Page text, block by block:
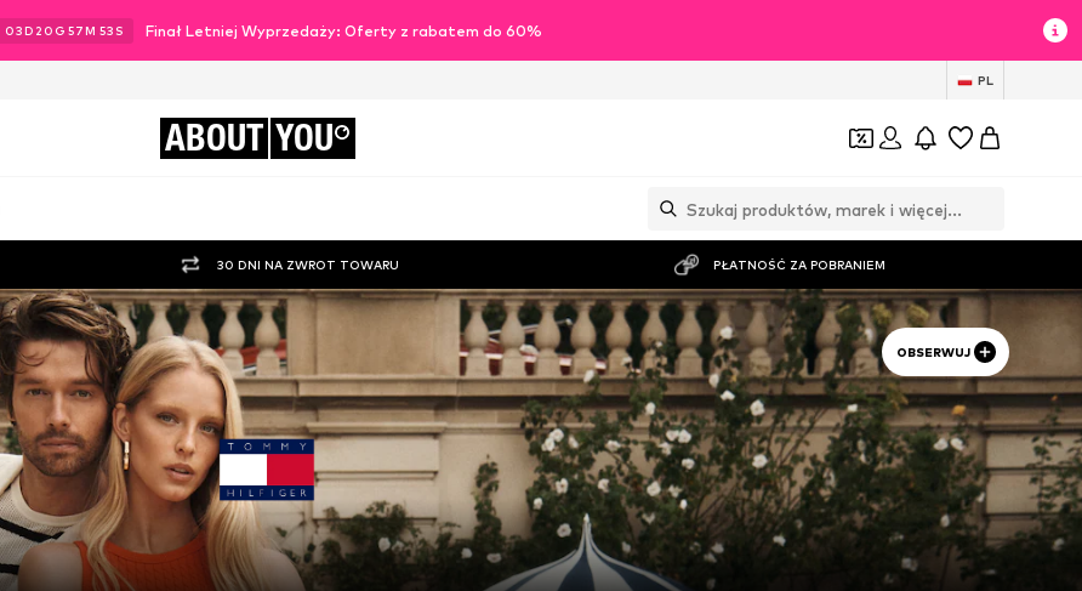
03D 20 G 57M 51 S Finał Letniej Wyprzedaży: Oferty z rabatem do 60%
PL
ABOUT YOU
30 DNI NA ZWROT TOWARU PŁATNOŚĆ ZA POBRANIEM
OBSERWUJ